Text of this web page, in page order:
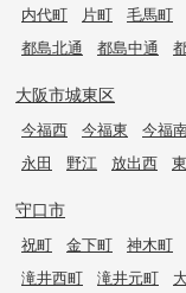
内代町 片町 毛馬町
都島北通
都島中通
大阪市城東区
今福西 今福東 今福
永田
野江 放出西
守口市
祝町 金下町 神木町
滝井西町
滝井元町